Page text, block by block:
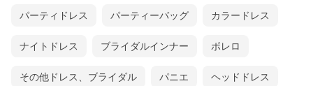
パーティドレス パーティーバッグ カラードレス
ナイトドレス ブライダルインナー ボレロ
その他ドレス、ブライダル パニエ ヘッドドレス